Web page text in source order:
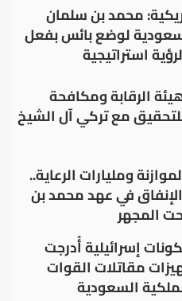
محمد بن سلمان
لوضع بائس بفعل
استراتيجية
الرقابة ومكافحة
مع تركي آل الشيخ
ومليارات الرعاية..
في عهد محمد بن
المجهر
إسرائيلية أُدرجت
مقاتلات القوات
السعودية